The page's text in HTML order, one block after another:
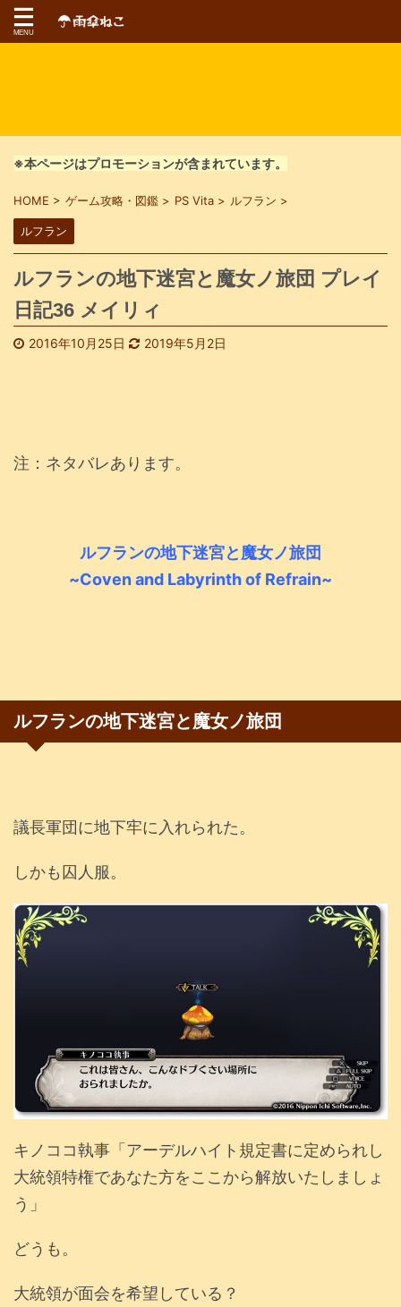
※本ページはプロモーションが含まれています。
HOME > ゲーム攻略・図鑑 > PS Vita > ルフラン >
ルフラン
ルフランの地下迷宮と魔女ノ旅団 プレイ
日記36 メイリィ
2016年10月25日 2019年5月2日
注：ネタバレあります。
ルフランの地下迷宮と魔女ノ旅団
~Coven and Labyrinth of Refrain~
ルフランの地下迷宮と魔女ノ旅団
議長軍団に地下牢に入れられた。
しかも囚人服。
キノココ執事「アーデルハイト規定書に定められし
大統領特権であなた方をここから解放いたしましょ
う」
どうも。
大統領が面会を希望している？